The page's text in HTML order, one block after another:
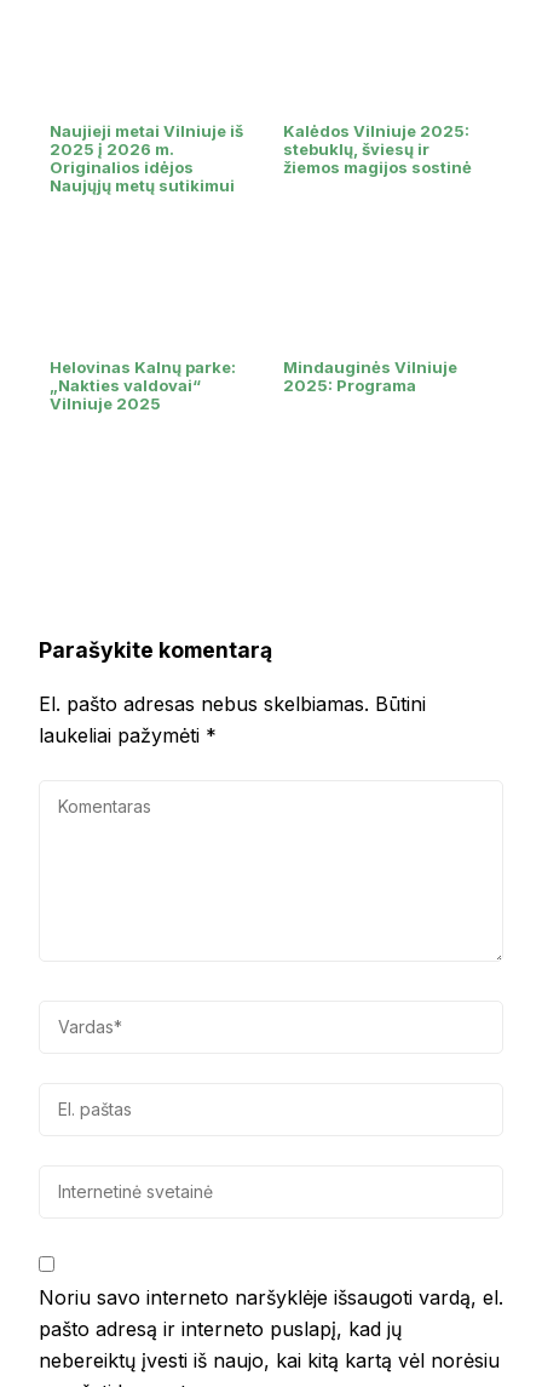
Naujieji metai Vilniuje iš
2025 į 2026 m.
Originalios idėjos
Naujųjų metų sutikimui
Kalėdos Vilniuje 2025:
stebuklų, šviesų ir
žiemos magijos sostinė
Helovinas Kalnų parke:
„Nakties valdovai“
Vilniuje 2025
Mindauginės Vilniuje
2025: Programa
Parašykite komentarą
El. pašto adresas nebus skelbiamas. Būtini
laukeliai pažymėti *
Noriu savo interneto naršyklėje išsaugoti vardą, el.
pašto adresą ir interneto puslapį, kad jų
nebereiktų įvesti iš naujo, kai kitą kartą vėl norėsiu